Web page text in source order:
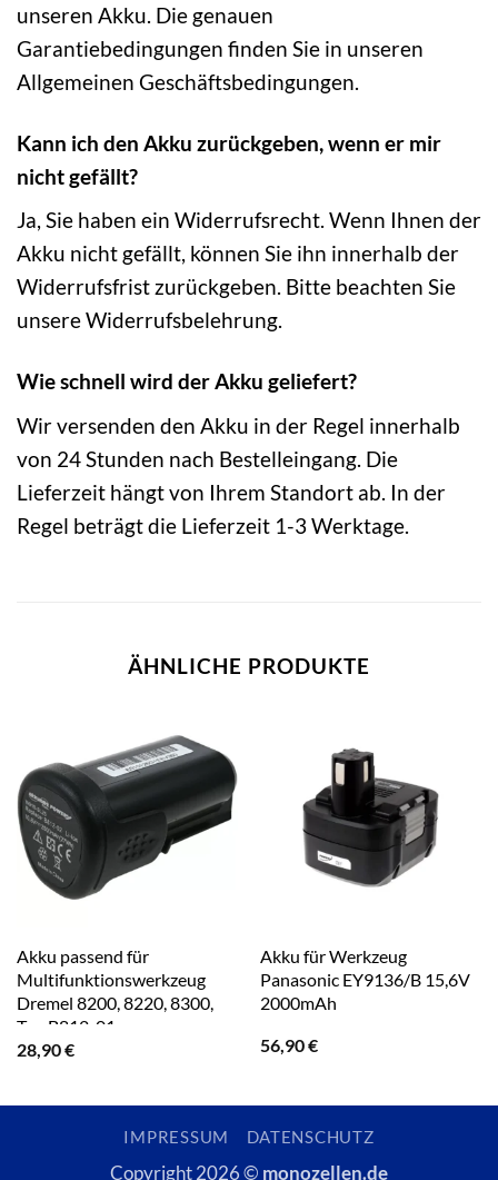
unseren Akku. Die genauen
Garantiebedingungen finden Sie in unseren
Allgemeinen Geschäftsbedingungen.
Kann ich den Akku zurückgeben, wenn er mir
nicht gefällt?
Ja, Sie haben ein Widerrufsrecht. Wenn Ihnen der
Akku nicht gefällt, können Sie ihn innerhalb der
Widerrufsfrist zurückgeben. Bitte beachten Sie
unsere Widerrufsbelehrung.
Wie schnell wird der Akku geliefert?
Wir versenden den Akku in der Regel innerhalb
von 24 Stunden nach Bestelleingang. Die
Lieferzeit hängt von Ihrem Standort ab. In der
Regel beträgt die Lieferzeit 1-3 Werktage.
ÄHNLICHE PRODUKTE
Akku passend für
Multifunktionswerkzeug
Dremel 8200, 8220, 8300,
Typ B812-01 u.a.
28,90€
Akku für Werkzeug
Panasonic EY9136/B 15,6V
2000mAh
56,90€
IMPRESSUM DATENSCHUTZ
Copyright 2026 © monozellen.de